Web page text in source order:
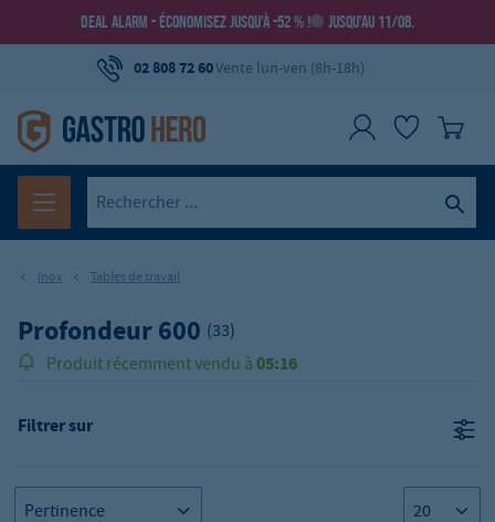
DEAL ALARM - ÉCONOMISEZ JUSQU’À -52 % ! JUSQU’AU 11/08.
02 808 72 60Vente lun-ven (8h-18h)
Inox Tables de travail
Profondeur 600 (33)
Produit récemment vendu à 05:16
Filtrer sur